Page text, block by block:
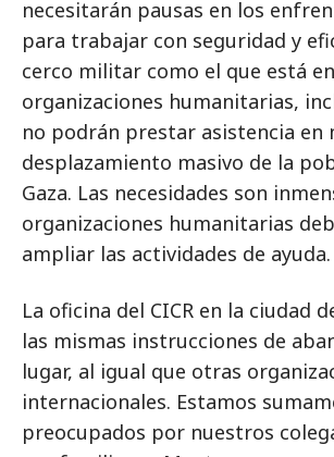
necesitarán pausas en los
para trabajar con seguridad y
cerco militar como el que está
organizaciones humanitarias,
no podrán prestar asistencia en
desplazamiento masivo de la
Gaza. Las necesidades son
organizaciones humanitarias
ampliar las actividades de ayuda.
La oficina del CICR en la ciudad
las mismas instrucciones de
lugar, al igual que otras
internacionales. Estamos
preocupados por nuestros